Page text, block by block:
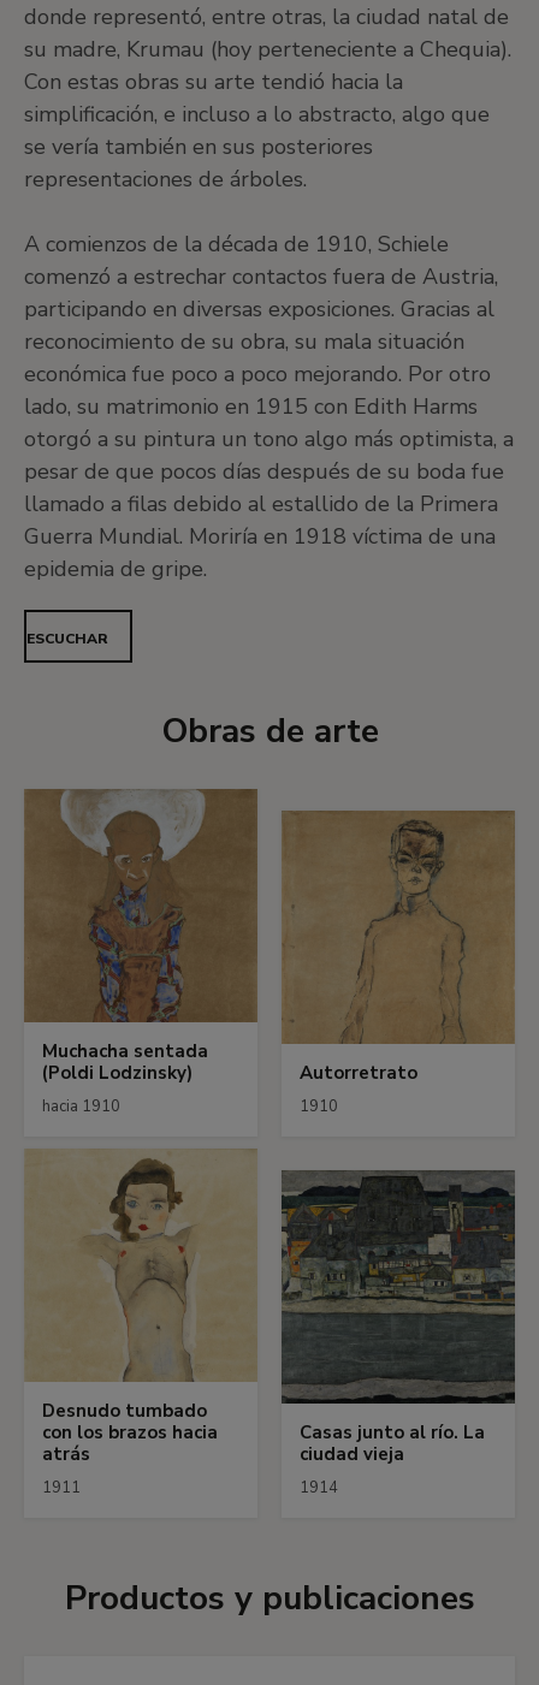
donde representó, entre otras, la ciudad natal de
su madre, Krumau (hoy perteneciente a Chequia).
Con estas obras su arte tendió hacia la
simplificación, e incluso a lo abstracto, algo que
se vería también en sus posteriores
representaciones de árboles.
A comienzos de la década de 1910, Schiele
comenzó a estrechar contactos fuera de Austria,
participando en diversas exposiciones. Gracias al
reconocimiento de su obra, su mala situación
económica fue poco a poco mejorando. Por otro
lado, su matrimonio en 1915 con Edith Harms
otorgó a su pintura un tono algo más optimista, a
pesar de que pocos días después de su boda fue
llamado a filas debido al estallido de la Primera
Guerra Mundial. Moriría en 1918 víctima de una
epidemia de gripe.
ESCUCHAR
Obras de arte
Muchacha sentada
(Poldi Lodzinsky)
hacia 1910
Autorretrato
1910
Desnudo tumbado
con los brazos hacia
atrás
1911
Casas junto al río. La
ciudad vieja
1914
Productos y publicaciones